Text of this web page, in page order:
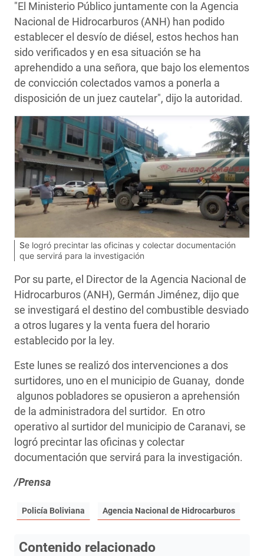
"El Ministerio Público juntamente con la Agencia
Nacional de Hidrocarburos (ANH) han podido
establecer el desvío de diésel, estos hechos han
sido verificados y en esa situación se ha
aprehendido a una señora, que bajo los elementos
de convicción colectados vamos a ponerla a
disposición de un juez cautelar", dijo la autoridad.
Se logró precintar las oficinas y colectar documentación
que servirá para la investigación
Por su parte, el Director de la Agencia Nacional de
Hidrocarburos (ANH), Germán Jiménez, dijo que
se investigará el destino del combustible desviado
a otros lugares y la venta fuera del horario
establecido por la ley.
Este lunes se realizó dos intervenciones a dos
surtidores, uno en el municipio de Guanay, donde
algunos pobladores se opusieron a aprehensión
de la administradora del surtidor. En otro
operativo al surtidor del municipio de Caranavi, se
logró precintar las oficinas y colectar
documentación que servirá para la investigación.
/Prensa
Policía Boliviana Agencia Nacional de Hidrocarburos
Contenido relacionado